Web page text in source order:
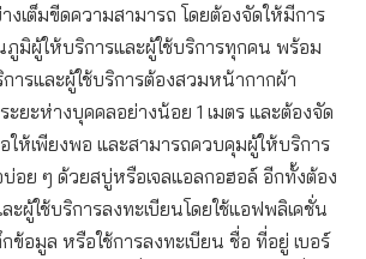
งเต็มขีดความสามารถ โดยต้องจัดให้มีการ
มิผู้ให้บริการและผู้ใช้บริการทุกคน พร้อม
ารและผู้ใช้บริการต้องสวมหน้ากากผ้า
ยะห่างบุคคลอย่างน้อย 1 เมตร และต้องจัด
ให้เพียงพอ และสามารถควบคุมผู้ให้บริการ
บ่อย ๆ ด้วยสบู่หรือเจลแอลกอฮอล์ อีกทั้งต้อง
ผู้ใช้บริการลงทะเบียนโดยใช้แอฟพลิเคชั่น
ข้อมูล หรือใช้การลงทะเบียน ชื่อ ที่อยู่ เบอร์